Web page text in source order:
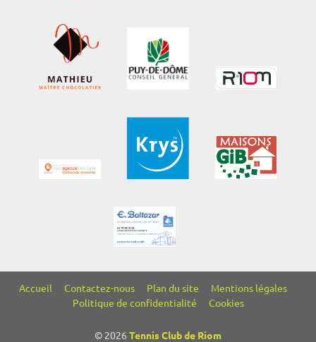
Accueil Contactez-nous Plan du site
Mentions légales
Politique de confidentialité
Cookies
© 2026 Tennis Club de Riom